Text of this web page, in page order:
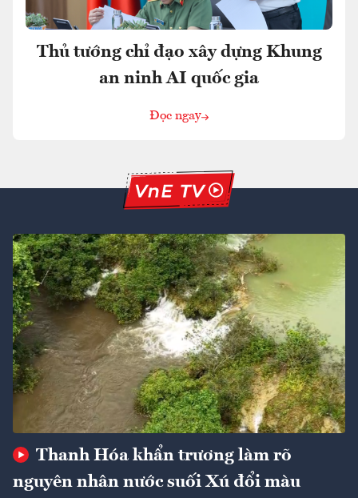
Thủ tướng chỉ đạo xây dựng Khung
an ninh AI quốc gia
Đọc ngay
Thanh Hóa khẩn trương làm rõ
nguyên nhân nước suối Xú đổi màu